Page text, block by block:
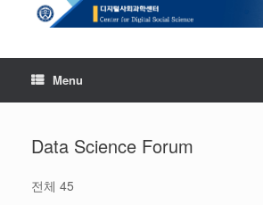
Menu
Data Science Forum
전체 45